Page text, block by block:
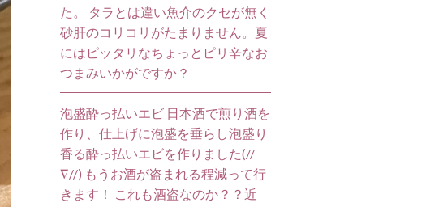
た。 タラとは違い魚介のクセが無く
砂肝のコリコリがたまりません。夏
にはピッタリなちょっとピリ辛なお
つまみいかがですか？
泡盛酔っ払いエビ 日本酒で煎り酒を
作り、仕上げに泡盛を垂らし泡盛り
香る酔っ払いエビを作りました(//
∇//) もうお酒が盗まれる程減って行
きます！ これも酒盗なのか？？近